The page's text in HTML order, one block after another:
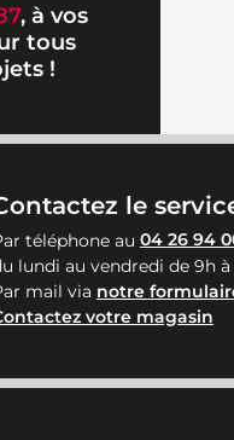
, à vos
tous
!
le
téléphone au 04 26 94
lundi au vendredi de 9h à
mail via notre
votre magasin